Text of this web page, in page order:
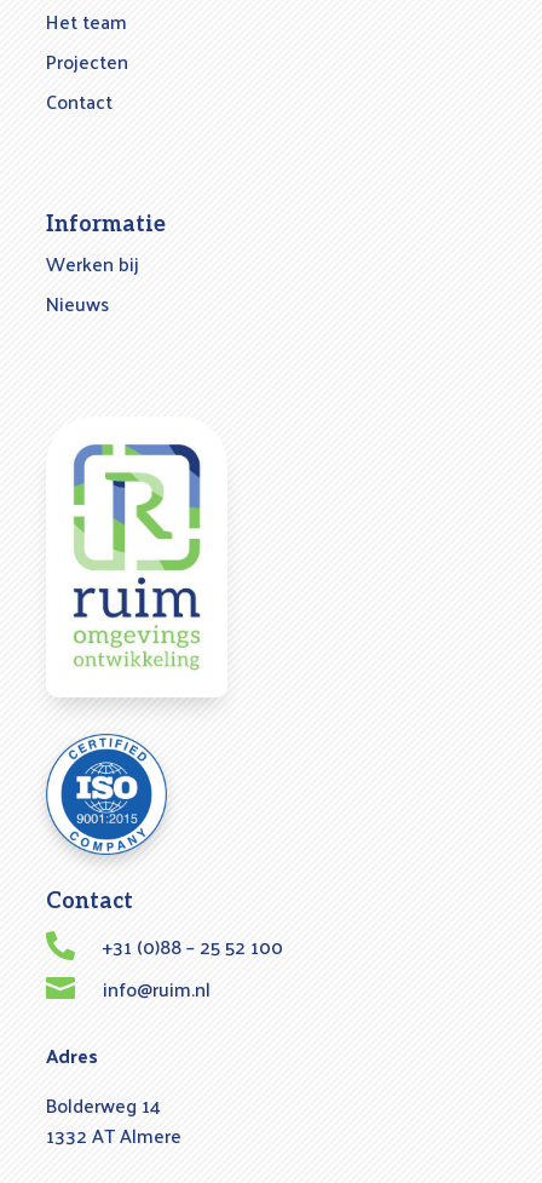
Het team
Projecten
Contact
Informatie
Werken bij
Nieuws
Contact
 +31 (0)88 – 25 52 100

info@ruim.nl
Adres
Bolderweg 14
1332 AT Almere